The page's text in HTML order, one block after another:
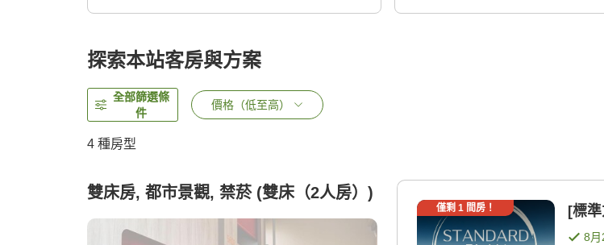
探索本站客房與方案
全部篩選條
件
價格（低至高）
4 種房型
雙床房, 都市景觀, 禁菸 (雙床（2人房）)
僅剩 1間房！ [標
8月